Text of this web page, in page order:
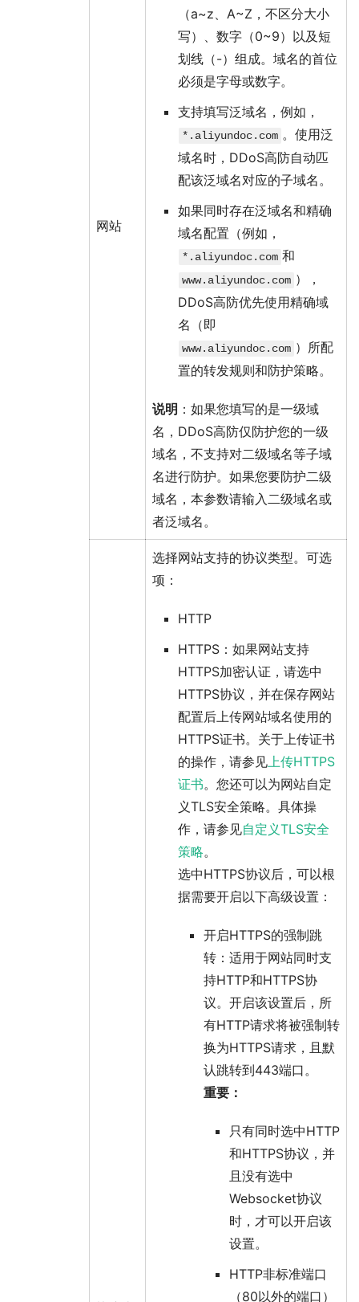
网站
（a~z、A~Z，不区分大小
写）、数字（0~9）以及短
划线（-）组成。域名的首位
必须是字母或数字。
支持填写泛域名，例如，
*.aliyundoc.com 。使用泛
域名时，DDoS高防自动匹
配该泛域名对应的子域名。
如果同时存在泛域名和精确
域名配置（例如，
*.aliyundoc.com 和
www.aliyundoc.com ），
DDoS高防优先使用精确域
名（即
www.aliyundoc.com ）所配
置的转发规则和防护策略。
说明 ：如果您填写的是一级域
名，DDoS高防仅防护您的一级
域名，不支持对二级域名等子域
名进行防护。如果您要防护二级
域名，本参数请输入二级域名或
者泛域名。
选择网站支持的协议类型。可选
项：
HTTP
HTTPS ：如果网站支持
HTTPS加密认证，请选中
HTTPS协议，并在保存网站
配置后上传网站域名使用的
HTTPS证书。关于上传证书
的操作，请参见 上传HTTPS
证书。您还可以为网站自定
义TLS安全策略。具体操
作，请参见自定义TLS安全
策略。
选中HTTPS协议后，可以根
据需要开启以下高级设置：
开启HTTPS的强制跳
转 ：适用于网站同时支
持HTTP和HTTPS协
议。开启该设置后，所
有HTTP请求将被强制转
换为HTTPS请求，且默
认跳转到443端口。
重要：
只有同时选中HTTP
和HTTPS协议，并
且没有选中
Websocket协议
时，才可以开启该
设置。
HTTP非标准端口
（80以外的端口）